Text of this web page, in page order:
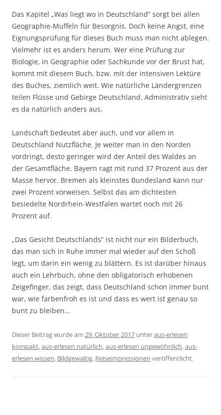
Das Kapitel „Was liegt wo in Deutschland“ sorgt bei allen
Geographie-Muffeln für Besorgnis. Doch keine Angst, eine
Eignungsprüfung für dieses Buch muss man nicht ablegen.
Vielmehr ist es anders herum. Wer eine Prüfung zur
Biologie, in Geographie oder Sachkunde vor der Brust hat,
kommt mit diesem Buch, bzw. mit der intensiven Lektüre
des Buches, ziemlich weit. Wie natürliche Ländergrenzen
teilen Flüsse und Gebirge Deutschland. Administrativ sieht
es da natürlich anders aus.
Landschaft bedeutet aber auch, und vor allem in
Deutschland Nutzfläche. Je weiter man in den Norden
vordringt, desto geringer wird der Anteil des Waldes an
der Gesamtfläche. Bayern ragt mit rund 37 Prozent aus der
Masse hervor. Bremen als kleinstes Bundesland kann nur
zwei Prozent vorweisen. Selbst das am dichtesten
besiedelte Nordrhein-Westfalen wartet noch mit 26
Prozent auf.
„Das Gesicht Deutschlands“ ist nicht nur ein Bilderbuch,
das man sich in Ruhe immer mal wieder auf den Schoß
legt, um darin ein wenig zu blättern. Es ist darüber hinaus
auch ein Lehrbuch, ohne den obligatorisch erhobenen
Zeigefinger, das zeigt, dass Deutschland schon immer bunt
war, wie farbenfroh es ist und dass es wert ist genau so
bunt zu bleiben…
Dieser Beitrag wurde am 29. Oktober 2017 unteraus-erlesen
kompakt,aus-erlesen natürlich,aus-erlesen ungewöhnlich,aus-
erlesen wissen, Bildgewaltig, Reiseimpressionen veröffentlicht.